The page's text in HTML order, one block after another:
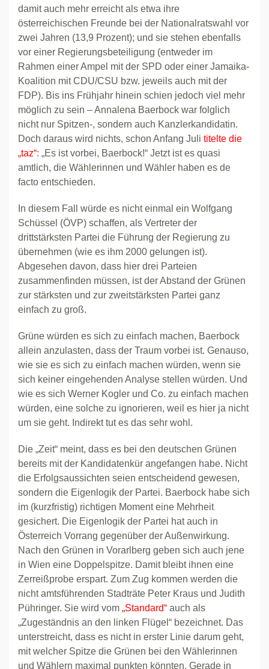
damit auch mehr erreicht als etwa ihre
österreichischen Freunde bei der Nationalratswahl vor
zwei Jahren (13,9 Prozent); und sie stehen ebenfalls
vor einer Regierungsbeteiligung (entweder im
Rahmen einer Ampel mit der SPD oder einer Jamaika-
Koalition mit CDU/CSU bzw. jeweils auch mit der
FDP). Bis ins Frühjahr hinein schien jedoch viel mehr
möglich zu sein – Annalena Baerbock war folglich
nicht nur Spitzen-, sondern auch Kanzlerkandidatin.
Doch daraus wird nichts, schon Anfang Juli titelte die
„taz“: „Es ist vorbei, Baerbock!“ Jetzt ist es quasi
amtlich, die Wählerinnen und Wähler haben es de
facto entschieden.
In diesem Fall würde es nicht einmal ein Wolfgang
Schüssel (ÖVP) schaffen, als Vertreter der
drittstärksten Partei die Führung der Regierung zu
übernehmen (wie es ihm 2000 gelungen ist).
Abgesehen davon, dass hier drei Parteien
zusammenfinden müssen, ist der Abstand der Grünen
zur stärksten und zur zweitstärksten Partei ganz
einfach zu groß.
Grüne würden es sich zu einfach machen, Baerbock
allein anzulasten, dass der Traum vorbei ist. Genauso,
wie sie es sich zu einfach machen würden, wenn sie
sich keiner eingehenden Analyse stellen würden. Und
wie es sich Werner Kogler und Co. zu einfach machen
würden, eine solche zu ignorieren, weil es hier ja nicht
um sie geht. Indirekt tut es das sehr wohl.
Die „Zeit“ meint, dass es bei den deutschen Grünen
bereits mit der Kandidatenkür angefangen habe. Nicht
die Erfolgsaussichten seien entscheidend gewesen,
sondern die Eigenlogik der Partei. Baerbock habe sich
im (kurzfristig) richtigen Moment eine Mehrheit
gesichert. Die Eigenlogik der Partei hat auch in
Österreich Vorrang gegenüber der Außenwirkung.
Nach den Grünen in Vorarlberg geben sich auch jene
in Wien eine Doppelspitze. Damit bleibt ihnen eine
Zerreißprobe erspart. Zum Zug kommen werden die
nicht amtsführenden Stadträte Peter Kraus und Judith
Pühringer. Sie wird vom „Standard“ auch als
„Zugeständnis an den linken Flügel“ bezeichnet. Das
unterstreicht, dass es nicht in erster Linie darum geht,
mit welcher Spitze die Grünen bei den Wählerinnen
und Wählern maximal punkten könnten. Gerade in